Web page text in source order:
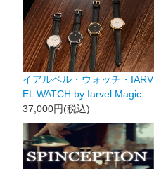
イアルベル・ウォッチ・IARV
EL WATCH by Iarvel Magic
37,000円(税込)